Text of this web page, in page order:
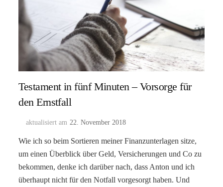
Testament in fünf Minuten – Vorsorge für
den Ernstfall
aktualisiert am 22. November 2018
Wie ich so beim Sortieren meiner Finanzunterlagen sitze,
um einen Überblick über Geld, Versicherungen und Co zu
bekommen, denke ich darüber nach, dass Anton und ich
überhaupt nicht für den Notfall vorgesorgt haben. Und